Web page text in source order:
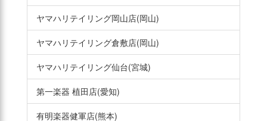
ヤマハリテイリング岡山店(岡山)
ヤマハリテイリング倉敷店(岡山)
ヤマハリテイリング仙台(宮城)
第一楽器 植田店(愛知)
有明楽器健軍店(熊本)